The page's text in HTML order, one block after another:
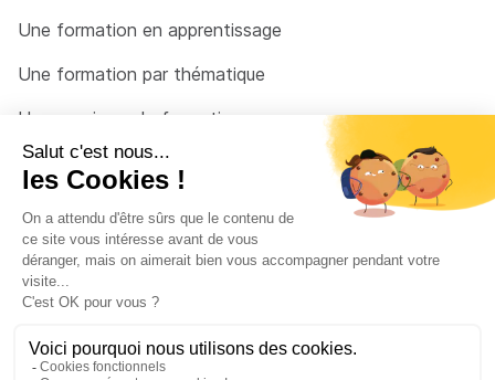
Une formation en apprentissage
Une formation par thématique
Un organisme de formation
Un conseiller
© 2026 - Côté Formations - par Via Compétences
Menu Pied de page